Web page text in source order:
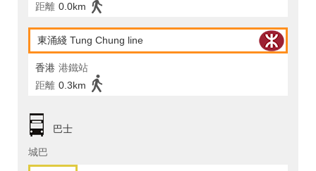
距離 0.0km
東涌綫 Tung Chung line
香港 港鐵站
距離 0.3km
巴士
城巴